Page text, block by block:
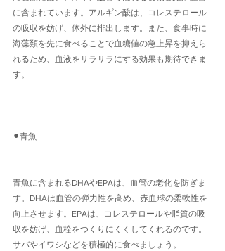
に含まれています。アルギン酸は、コレステロール
の吸収を妨げ、体外に排出します。また、食事時に
海藻類を先に食べることで血糖値の急上昇を抑えら
れるため、血液をサラサラにする効果も期待できま
す。
⚫︎青魚
青魚に含まれるDHAやEPAは、血管の老化を防ぎま
す。DHAは血管の弾力性を高め、赤血球の柔軟性を
向上させます。EPAは、コレステロールや脂質の吸
収を妨げ、血栓をつくりにくくしてくれるのです。
サバやイワシなどを積極的に食べましょう。